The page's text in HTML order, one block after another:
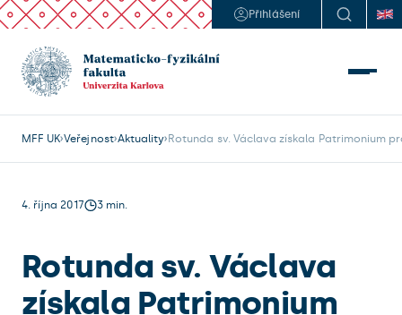
Přihlášení
MFF UK Veřejnost Aktuality Rotunda sv. Václava získala Patrimonium
4. října 2017 3 min.
Rotunda sv. Václava
získala Patrimonium